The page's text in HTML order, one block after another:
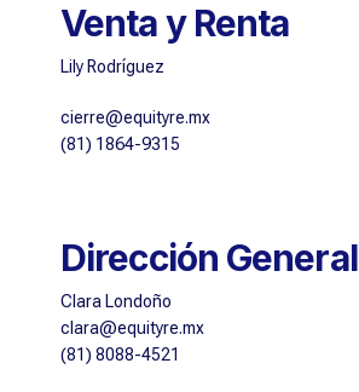
Venta y Renta
Lily Rodríguez
cierre@equityre.mx
(81) 1864-9315
Dirección General
Clara Londoño
clara@equityre.mx
(81) 8088-4521